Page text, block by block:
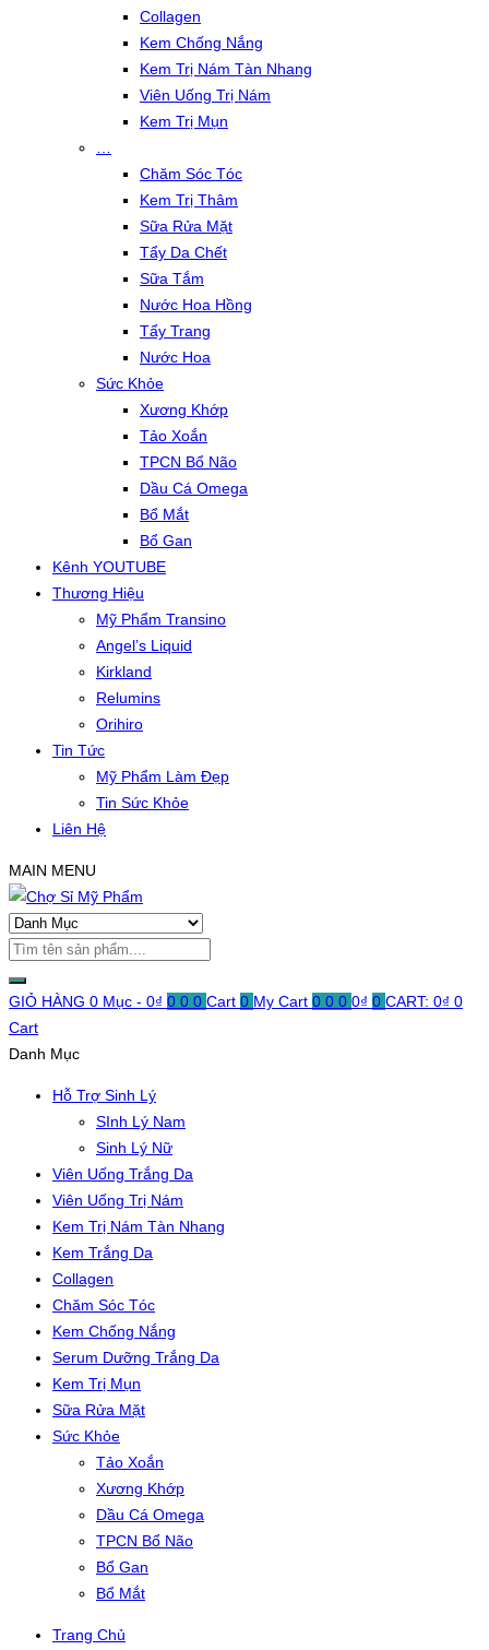
Collagen
Kem Chống Nắng
Kem Trị Nám Tàn Nhang
Viên Uống Trị Nám
Kem Trị Mụn
Chăm Sóc Tóc
Kem Trị Thâm
Sữa Rửa Mặt
Tẩy Da Chết
Sữa Tắm
Nước Hoa Hồng
Tẩy Trang
Nước Hoa
Sức Khỏe
Xương Khớp
Tảo Xoắn
TPCN Bổ Não
Dầu Cá Omega
Bổ Mắt
Bổ Gan
Kênh YOUTUBE
Thương Hiệu
Mỹ Phẩm Transino
Angel’s Liquid
Kirkland
Relumins
Orihiro
Tin Tức
Mỹ Phẩm Làm Đẹp
Tin Sức Khỏe
Liên Hệ
MAIN MENU
GIỎ HÀNG 0 Mục - 0₫ 0 0 0 Cart 0 My Cart 0 0 0 0₫ 0 CART: 0₫ 0
Cart
Danh Mục
Hỗ Trợ Sinh Lý
SInh Lý Nam
Sinh Lý Nữ
Viên Uống Trắng Da
Viên Uống Trị Nám
Kem Trị Nám Tàn Nhang
Kem Trắng Da
Collagen
Chăm Sóc Tóc
Kem Chống Nắng
Serum Dưỡng Trắng Da
Kem Trị Mụn
Sữa Rửa Mặt
Sức Khỏe
Tảo Xoắn
Xương Khớp
Dầu Cá Omega
TPCN Bổ Não
Bổ Gan
Bổ Mắt
Trang Chủ